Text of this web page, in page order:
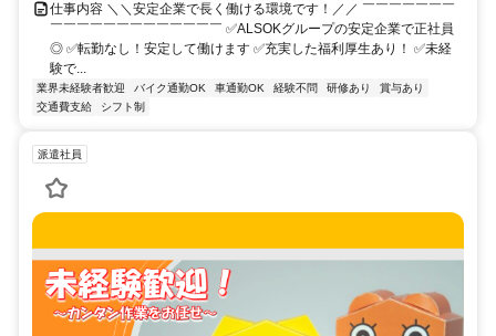
仕事内容 ＼＼安定企業で長く働ける環境です！／／ ￣￣￣￣￣￣￣
￣￣￣￣￣￣￣￣￣￣￣￣￣ ✅ALSOKグループの安定企業で正社員
◎ ✅転勤なし！安定して働けます ✅充実した福利厚生あり！ ✅未経
験で...
業界未経験者歓迎 バイク通勤OK 車通勤OK 経験不問 研修あり
賞与あり
交通費支給
シフト制
派遣社員